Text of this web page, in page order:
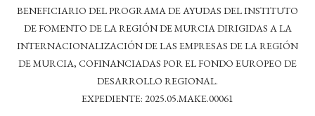
BENEFICIARIO DEL PROGRAMA DE AYUDAS DEL INSTITUTO
DE FOMENTO DE LA REGIÓN DE MURCIA DIRIGIDAS A LA
INTERNACIONALIZACIÓN DE LAS EMPRESAS DE LA REGIÓN
DE MURCIA, COFINANCIADAS POR EL FONDO EUROPEO DE
DESARROLLO REGIONAL.
EXPEDIENTE: 2025.05.MAKE.00061